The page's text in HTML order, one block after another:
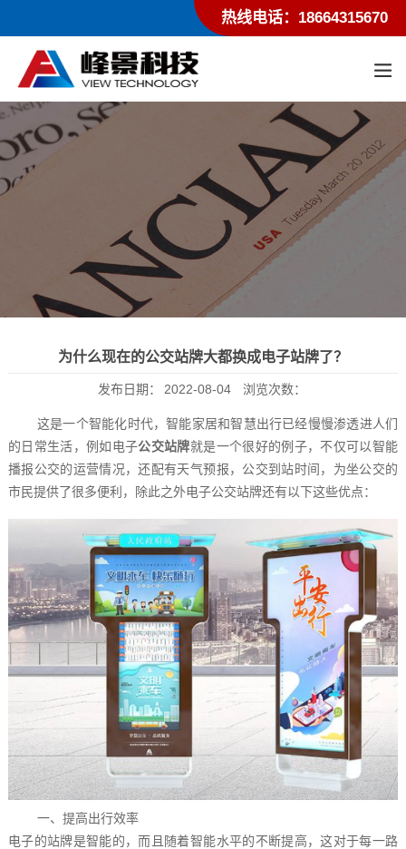
热线电话：18664315670
为什么现在的公交站牌大都换成电子站牌了？
发布日期： 2022-08-04 浏览次数：
这是一个智能化时代，智能家居和智慧出行已经慢慢渗透进人们
的日常生活，例如电子公交站牌就是一个很好的例子，不仅可以智能
播报公交的运营情况，还配有天气预报，公交到站时间，为坐公交的
市民提供了很多便利，除此之外电子公交站牌还有以下这些优点：
一、提高出行效率
电子的站牌是智能的，而且随着智能水平的不断提高，这对于每一路